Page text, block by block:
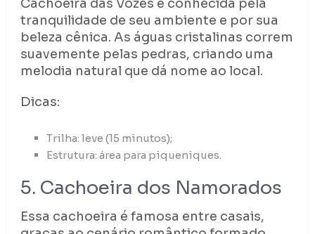
Cachoeira das Vozes é conhecida pela
tranquilidade de seu ambiente e por sua
beleza cênica. As águas cristalinas correm
suavemente pelas pedras, criando uma
melodia natural que dá nome ao local.
Dicas:
Trilha: leve (15 minutos);
Estrutura: área para piqueniques.
5. Cachoeira dos Namorados
Essa cachoeira é famosa entre casais,